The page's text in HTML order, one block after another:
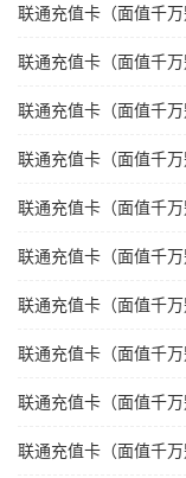
联通充值卡（面值千
联通充值卡（面值千
联通充值卡（面值千
联通充值卡（面值千
联通充值卡（面值千
联通充值卡（面值千
联通充值卡（面值千
联通充值卡（面值千
联通充值卡（面值千
联通充值卡（面值千